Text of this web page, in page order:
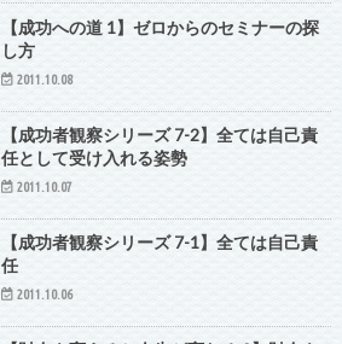
【成功への道 1】ゼロからのセミナーの探
し方
2011.10.08
【成功者観察シリーズ 7-2】全ては自己責
任として受け入れる姿勢
2011.10.07
【成功者観察シリーズ 7-1】全ては自己責
任
2011.10.06